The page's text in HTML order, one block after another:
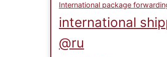
International package
international
@ru